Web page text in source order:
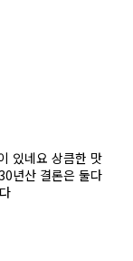
있네요 상큼한 맛
은 둘다